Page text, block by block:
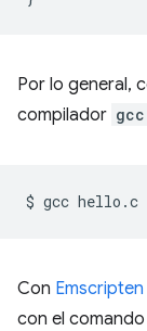
Por lo general,
compilador gcc
$ gcc hello.c
Con
con el comando